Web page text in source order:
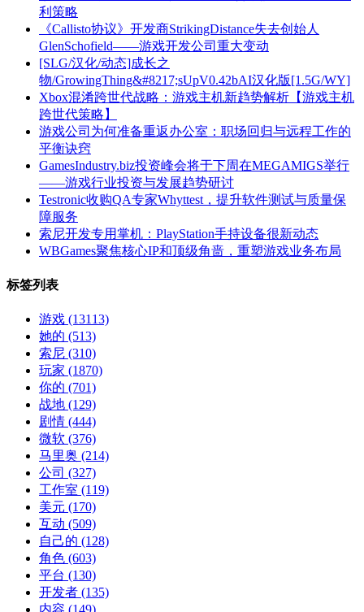
利策略
《Callisto协议》开发商StrikingDistance失去创始人
GlenSchofield——游戏开发公司重大变动
[SLG/汉化/动态]成长之
物/GrowingThing&#8217;sUpV0.42bAI汉化版[1.5G/WY]
Xbox混淆跨世代战略：游戏主机新趋势解析【游戏主机
跨世代策略】
游戏公司为何准备重返办公室：职场回归与远程工作的
平衡诀窍
GamesIndustry.biz投资峰会将于下周在MEGAMIGS举行
——游戏行业投资与发展趋势研讨
Testronic收购QA专家Whyttest，提升软件测试与质量保
障服务
索尼开发专用掌机：PlayStation手持设备很新动态
WBGames聚焦核心IP和顶级角啬，重塑游戏业务布局
标签列表
游戏 (13113)
她的 (513)
索尼 (310)
玩家 (1870)
你的 (701)
战地 (129)
剧情 (444)
微软 (376)
马里奥 (214)
公司 (327)
工作室 (119)
美元 (170)
互动 (509)
自己的 (128)
角色 (603)
平台 (130)
开发者 (135)